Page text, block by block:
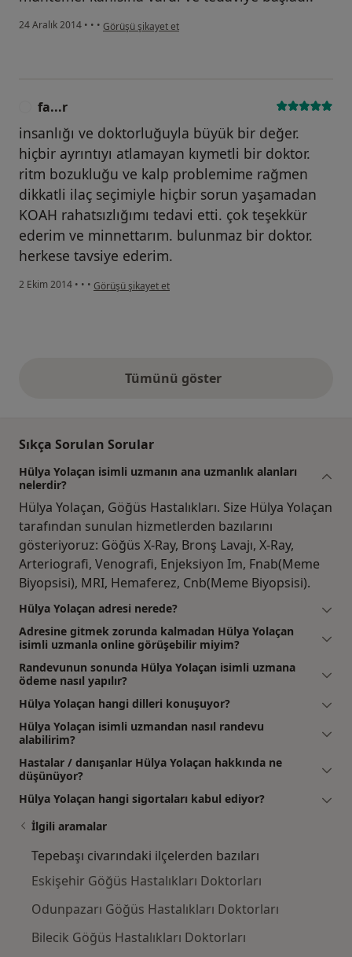
24 Aralık 2014 • • • kullanıcının görüşüne göre he...i
Görüşü şikayet et
fa...r
insanlığı ve doktorluğuyla büyük bir değer.
hiçbir ayrıntıyı atlamayan kıymetli bir doktor.
ritm bozukluğu ve kalp problemime rağmen
dikkatli ilaç seçimiyle hiçbir sorun yaşamadan
KOAH rahatsızlığımı tedavi etti. çok teşekkür
ederim ve minnettarım. bulunmaz bir doktor.
herkese tavsiye ederim.
2 Ekim 2014 • • • kullanıcının görüşüne göre fa...r
Görüşü şikayet et
Tümünü gösteryukarıdaki görüşler
Sıkça Sorulan Sorular
Hülya Yolaçan isimli uzmanın ana uzmanlık alanları
nelerdir?
Hülya Yolaçan, Göğüs Hastalıkları. Size Hülya Yolaçan
tarafından sunulan hizmetlerden bazılarını
gösteriyoruz: Göğüs X-Ray, Bronş Lavajı, X-Ray,
Arteriografi, Venografi, Enjeksiyon Im, Fnab(Meme
Biyopsisi), MRI, Hemaferez, Cnb(Meme Biyopsisi).
Hülya Yolaçan adresi nerede?
Adresine gitmek zorunda kalmadan Hülya Yolaçan
isimli uzmanla online görüşebilir miyim?
Randevunun sonunda Hülya Yolaçan isimli uzmana
ödeme nasıl yapılır?
Hülya Yolaçan hangi dilleri konuşuyor?
Hülya Yolaçan isimli uzmandan nasıl randevu
alabilirim?
Hastalar / danışanlar Hülya Yolaçan hakkında ne
düşünüyor?
Hülya Yolaçan hangi sigortaları kabul ediyor?
İlgili aramalar
Tepebaşı civarındaki ilçelerden bazıları
Eskişehir Göğüs Hastalıkları Doktorları
Odunpazarı Göğüs Hastalıkları Doktorları
Bilecik Göğüs Hastalıkları Doktorları